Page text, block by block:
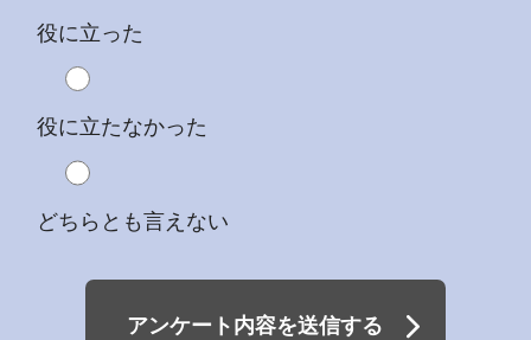
役に立った
役に立たなかった
どちらとも言えない
アンケート内容を送信する